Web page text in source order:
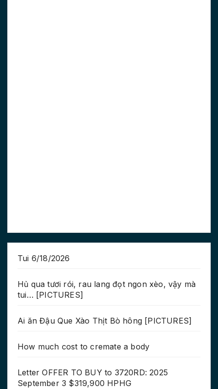
Tui 6/18/2026
Hủ qua tươi rói, rau lang đọt ngon xèo, vậy mà
tui… [PICTURES]
Ai ăn Đậu Que Xào Thịt Bò hông [PICTURES]
How much cost to cremate a body
Letter OFFER TO BUY to 3720RD: 2025
September 3 $319,900 HPHG